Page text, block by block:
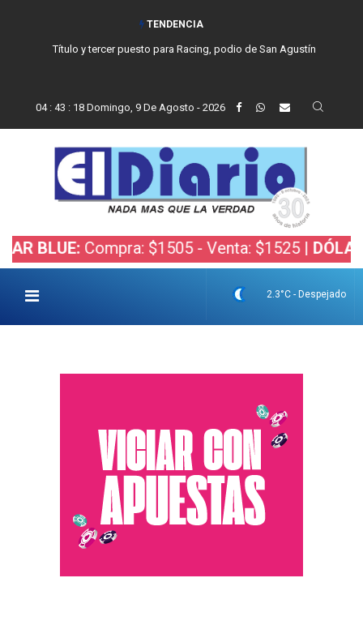
TENDENCIA
Título y tercer puesto para Racing, podio de San Agustín
04: 43 : 19 Domingo, 9 De Agosto - 2026
Compra: $1505 - Venta: $1525 |DÓLAR
2.3°C - Despejado